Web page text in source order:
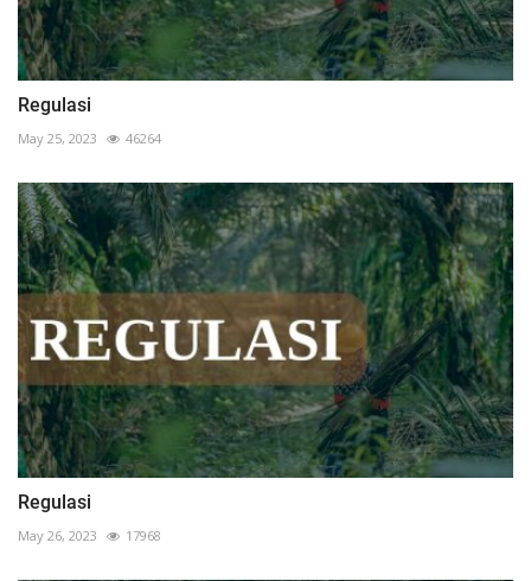
Regulasi
May 25, 2023 46264
Regulasi
May 26, 2023 17968